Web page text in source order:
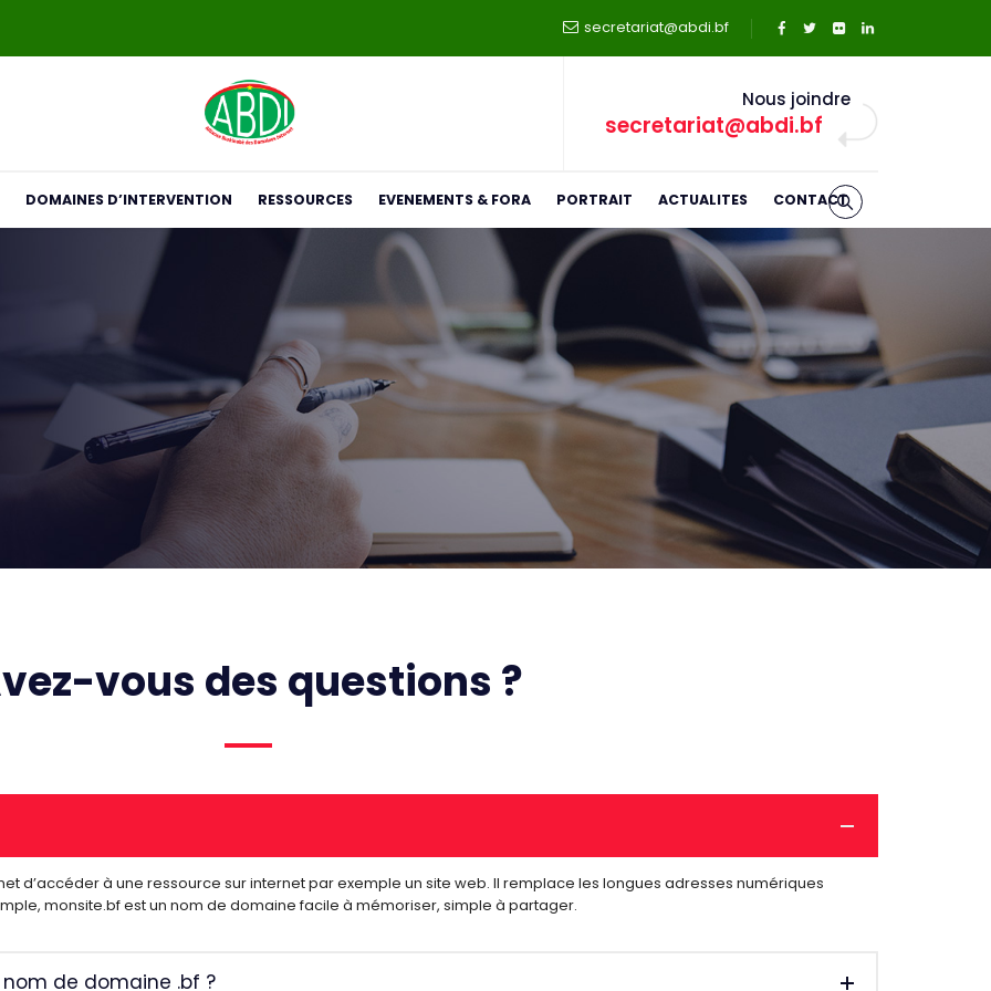
secretariat@abdi.bf
Nous joindre
secretariat@abdi.bf
DOMAINES D’INTERVENTION RESSOURCES EVENEMENTS & FORA PORTRAIT ACTUALITES CONTACT
vous des questions ?
d’accéder à une ressource sur internet par exemple un site web. Il remplace les longues adresses numériques
monsite.bf est un nom de domaine facile à mémoriser, simple à partager.
de domaine .bf ?